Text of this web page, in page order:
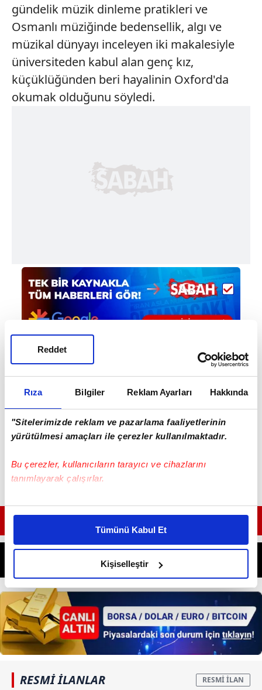
Rıza Bilgiler Reklam Ayarları Hakkında
"Sitelerimizde reklam ve pazarlama faaliyetlerinin
yürütülmesi amaçları ile çerezler kullanılmaktadır.
Bu çerezler, kullanıcıların tarayıcı ve cihazlarını
tanımlayarak çalışırlar.
Bu çerezlere izin vermeniz halinde sizlere özel
daha iyi reklam deneyimi yaşatabiliriz. Bunu yaparken
amacımızın size daha iyi bir reklam deneyimi sunmak
olduğunu ve sizlere en iyi içerikleri sunabilmek adına
elimizden gelen çabayı gösterdiğimizi ve bu noktada,
reklamların maliyetlerimizi karşılamak noktasında tek gelir
kalemimiz olduğunu sizlere hatırlatmak isteriz.
Her halükârda, kullanıcılar, bu çerezlere izin vermedikleri
takdirde, kullanıcılara hedefli reklamlar
Tümünü Kabul Et
Kişiselleştir
Reddet
gündelik müzik dinleme pratikleri ve
Osmanlı müziğinde bedensellik, algı ve
müzikal dünyayı inceleyen iki makalesiyle
üniversiteden kabul alan genç kız,
küçüklüğünden beri hayalinin Oxford'da
okumak olduğunu söyledi.
Haber Girişi
Mete Efendioğlu - Editör
RESMİ İLANLAR